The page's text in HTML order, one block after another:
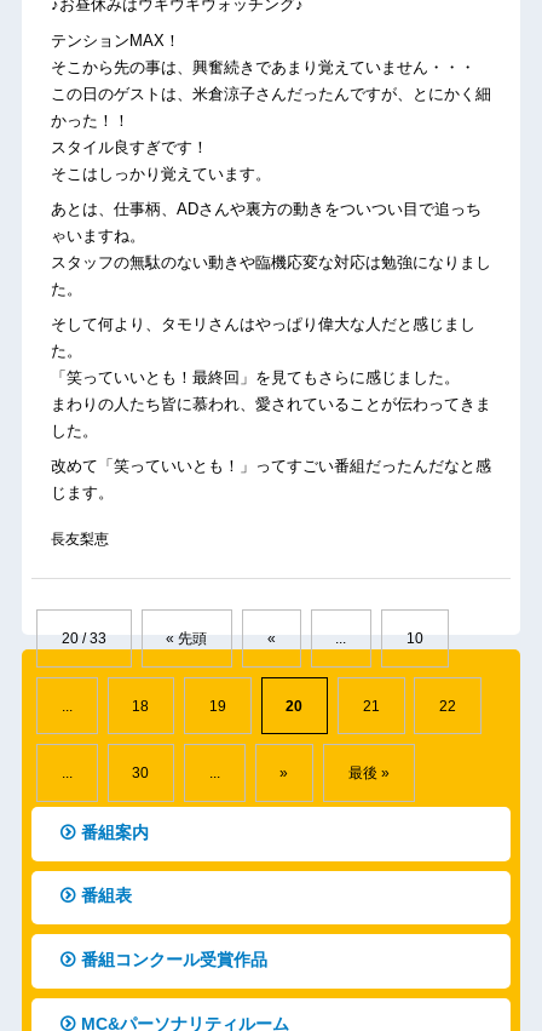
♪お昼休みはウキウキウォッチング♪
テンションMAX！
そこから先の事は、興奮続きであまり覚えていません・・・
この日のゲストは、米倉涼子さんだったんですが、とにかく細
かった！！
スタイル良すぎです！
そこはしっかり覚えています。
あとは、仕事柄、ADさんや裏方の動きをついつい目で追っち
ゃいますね。
スタッフの無駄のない動きや臨機応変な対応は勉強になりまし
た。
そして何より、タモリさんはやっぱり偉大な人だと感じまし
た。
「笑っていいとも！最終回」を見てもさらに感じました。
まわりの人たち皆に慕われ、愛されていることが伝わってきま
した。
改めて「笑っていいとも！」ってすごい番組だったんだなと感
じます。
長友梨恵
20 / 33 « 先頭 « ... 10
18 19 20 21 22
... 30 ... » 最後 »
番組案内
番組表
番組コンクール受賞作品
MC&パーソナリティルーム